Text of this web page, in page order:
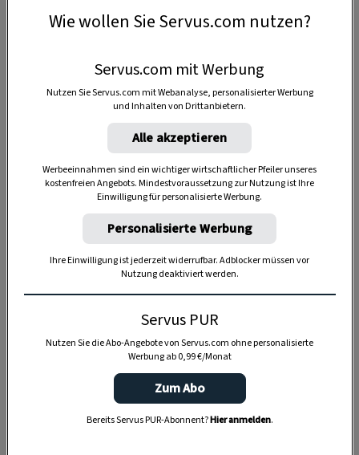
Anzeige
Wie wollen Sie Servus.com nutzen?
Servus.com mit Werbung
Nutzen Sie Servus.com mit Webanalyse, personalisierter Werbung
und Inhalten von Drittanbietern.
Alle akzeptieren
Werbeeinnahmen sind ein wichtiger wirtschaftlicher Pfeiler unseres
kostenfreien Angebots. Mindestvoraussetzung zur Nutzung ist Ihre
Einwilligung für personalisierte Werbung.
Personalisierte Werbung
Ihre Einwilligung ist jederzeit widerrufbar. Adblocker müssen vor
Nutzung deaktiviert werden.
Servus PUR
Nutzen Sie die Abo-Angebote von Servus.com ohne personalisierte
Werbung ab 0,99 €/Monat
Zum Abo
Bereits Servus PUR-Abonnent?Hier anmelden.